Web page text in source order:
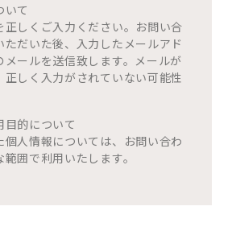
て
正しくご入力ください。お問い合
ただいた後、入力したメールアド
メールを送信致します。メールが
正しく入力がされていない可能性
的について
個人情報については、お問い合わ
囲で利用いたします。